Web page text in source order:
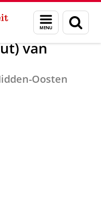
Menu
en
zoeken
(Wout) van Bekkum
van
Oosten